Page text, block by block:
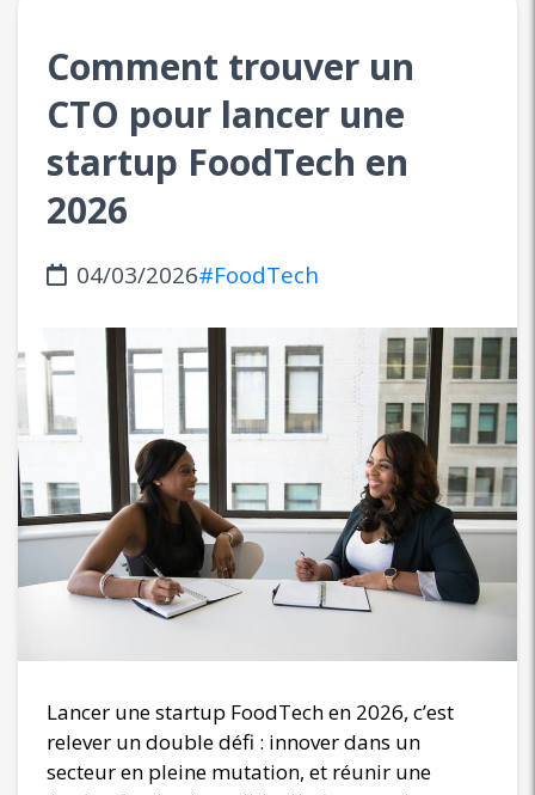
Comment trouver un
CTO pour lancer une
startup FoodTech en
2026
04/03/2026#FoodTech
Lancer une startup FoodTech en 2026, c’est
relever un double défi : innover dans un
secteur en pleine mutation, et réunir une